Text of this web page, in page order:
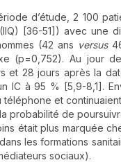
d’étude, 2 100
[36-51]) avec une
(42 ans versus
(p=0,752). Au jour
et 28 jours après la
IC à 95 % [5,9-8,1].
et
probabilité de
était plus marquée
les formations
sociaux).